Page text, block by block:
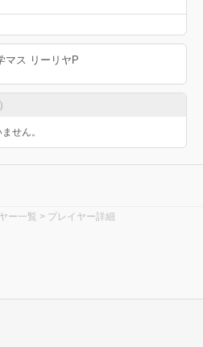
マス リーリヤP
せん。
ー一覧 > プレイヤー詳細